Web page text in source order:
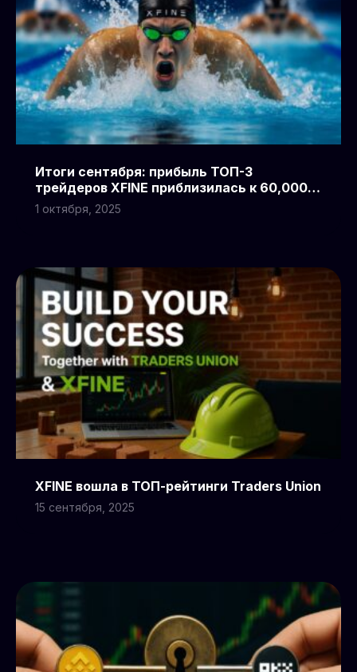
Итоги сентября: прибыль ТОП-3
трейдеров XFINE приблизилась к 60,000
USD, партнеров – к 100,000 USD
1 октября, 2025
XFINE вошла в ТОП-рейтинги Traders Union
15 сентября, 2025